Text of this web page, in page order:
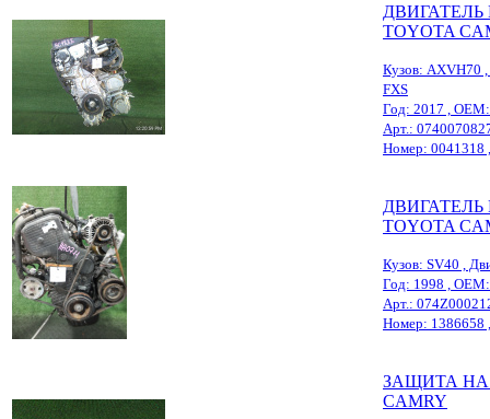
ДВИГАТЕЛЬ
TOYOTA
Кузов: AXVH70
FXS
Год: 2017 ,
Арт.:
Номер: 0041318
ДВИГАТЕЛЬ
TOYOTA
Кузов: SV40 ,
Год: 1998 ,
Арт.:
Номер: 1386658
ЗАЩИТА НА
CAMRY